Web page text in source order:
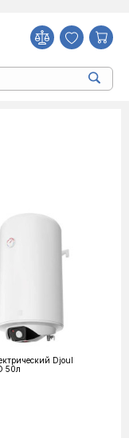
Djoul
50л